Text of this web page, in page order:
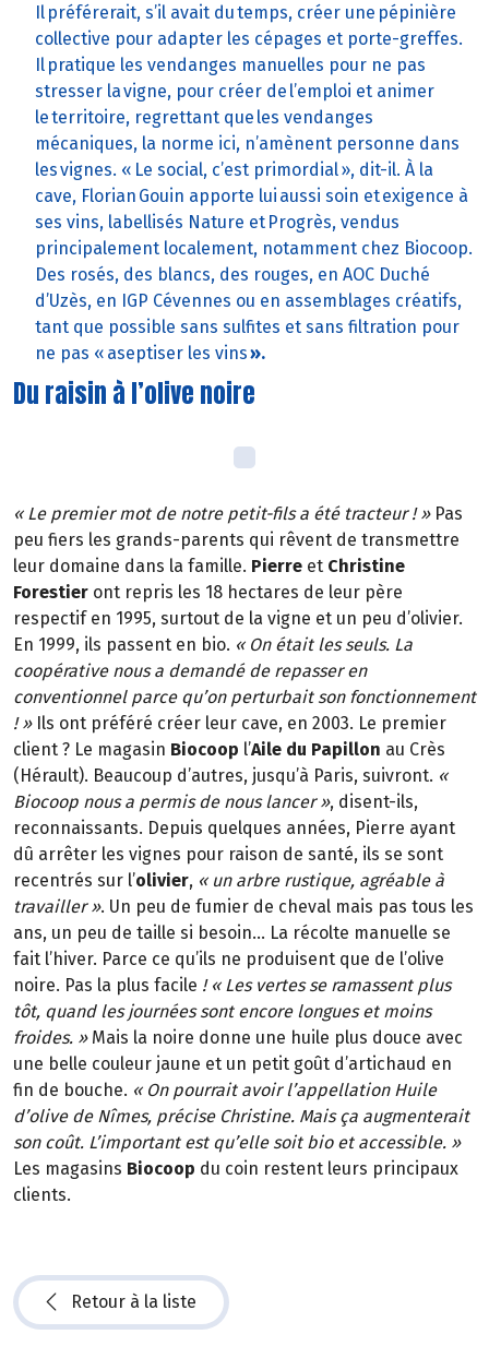
Il préférerait, s’il avait du temps, créer une pépinière
collective pour adapter les cépages et porte-greffes.
Il pratique les vendanges manuelles pour ne pas
stresser la vigne, pour créer de l’emploi et animer
le territoire, regrettant que les vendanges
mécaniques, la norme ici, n’amènent personne dans
les vignes. « Le social, c’est primordial », dit-il. À la
cave, Florian Gouin apporte lui aussi soin et exigence à
ses vins, labellisés Nature et Progrès, vendus
principalement localement, notamment chez Biocoop.
Des rosés, des blancs, des rouges, en AOC Duché
d’Uzès, en IGP Cévennes ou en assemblages créatifs,
tant que possible sans sulfites et sans filtration pour
ne pas « aseptiser les vins».
Du raisin à l’olive noire
« Le premier mot de notre petit-fils a été tracteur ! »Pas
peu fiers les grands-parents qui rêvent de transmettre
leur domaine dans la famille. Pierre et Christine
Forestier ont repris les 18 hectares de leur père
respectif en 1995, surtout de la vigne et un peu d’olivier.
En 1999, ils passent en bio. « On était les seuls. La
coopérative nous a demandé de repasser en
conventionnel parce qu’on perturbait son fonctionnement
! »Ils ont préféré créer leur cave, en 2003. Le premier
client ? Le magasin Biocoop l’Aile du Papillon au Crès
(Hérault). Beaucoup d’autres, jusqu’à Paris, suivront. «
Biocoop nous a permis de nous lancer », disent-ils,
reconnaissants. Depuis quelques années, Pierre ayant
dû arrêter les vignes pour raison de santé, ils se sont
recentrés sur l’olivier, « un arbre rustique, agréable à
travailler ». Un peu de fumier de cheval mais pas tous les
ans, un peu de taille si besoin... La récolte manuelle se
fait l’hiver. Parce ce qu’ils ne produisent que de l’olive
noire. Pas la plus facile ! « Les vertes se ramassent plus
tôt, quand les journées sont encore longues et moins
froides. »Mais la noire donne une huile plus douce avec
une belle couleur jaune et un petit goût d’artichaud en
fin de bouche. « On pourrait avoir l’appellation Huile
d’olive de Nîmes, précise Christine. Mais ça augmenterait
son coût. L’important est qu’elle soit bio et accessible. »
Les magasins Biocoop du coin restent leurs principaux
clients.
Retour à la liste